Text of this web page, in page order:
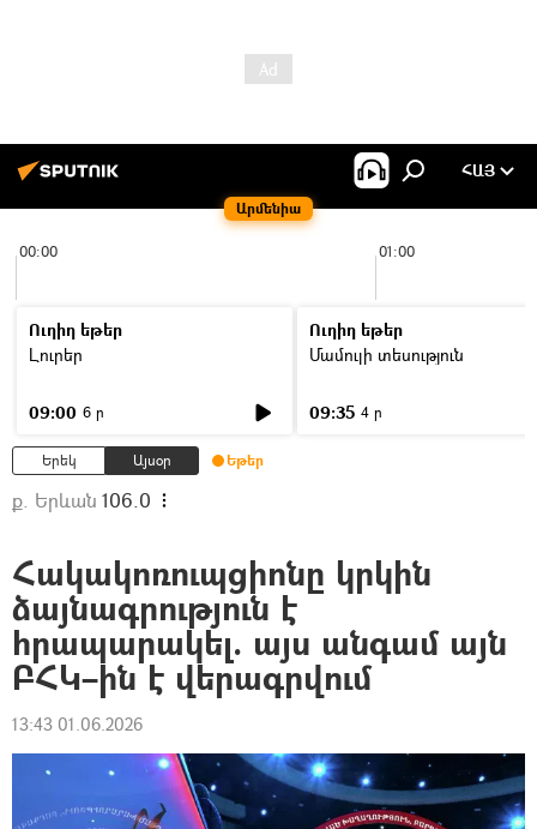
Արմենիա
ՀԱՅ
00:00 01:00
Ուղիղ եթեր
Լուրեր
09:00 6 ր
Ուղիղ եթեր
Մամուլի տեսություն
09:35 4 ր
Երեկ Այսօր Եթեր
ք. Երևան 106.0
Հակակոռուպցիոնը կրկին
ձայնագրություն է
հրապարակել. այս անգամ այն
ԲՀԿ–ին է վերագրվում
13:43 01.06.2026